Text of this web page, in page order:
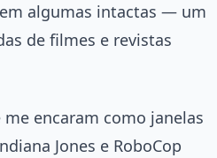
algumas intactas — um
de filmes e revistas
encaram como janelas
Jones e RoboCop